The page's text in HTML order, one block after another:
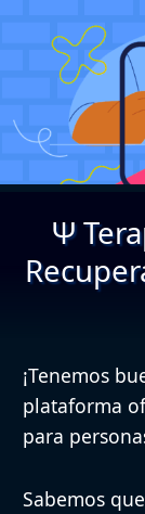
Ψ
¡Tenemos
plataforma
para
Sabemos